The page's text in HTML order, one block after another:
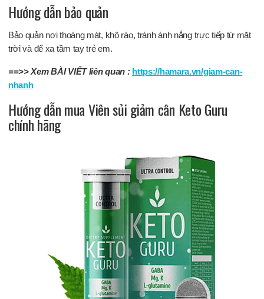
Hướng dẫn bảo quản
Bảo quản nơi thoáng mát, khô ráo, tránh ánh nắng trực tiếp từ mặt
trời và để xa tầm tay trẻ em.
==>> Xem BÀI VIẾT liên quan : https://hamara.vn/giam-can-
nhanh
Hướng dẫn mua Viên sủi giảm cân Keto Guru
chính hãng